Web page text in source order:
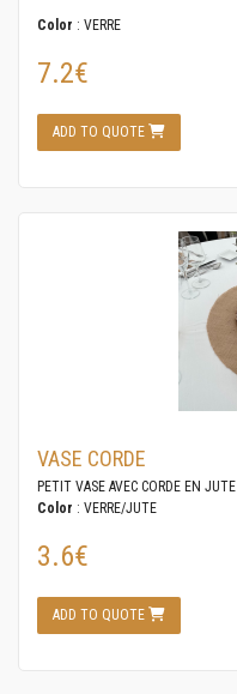
Color : VERRE
7.2€
ADD TO QUOTE
VASE CORDE
PETIT VASE AVEC CORDE EN JUTE
Color : VERRE/JUTE
3.6€
ADD TO QUOTE